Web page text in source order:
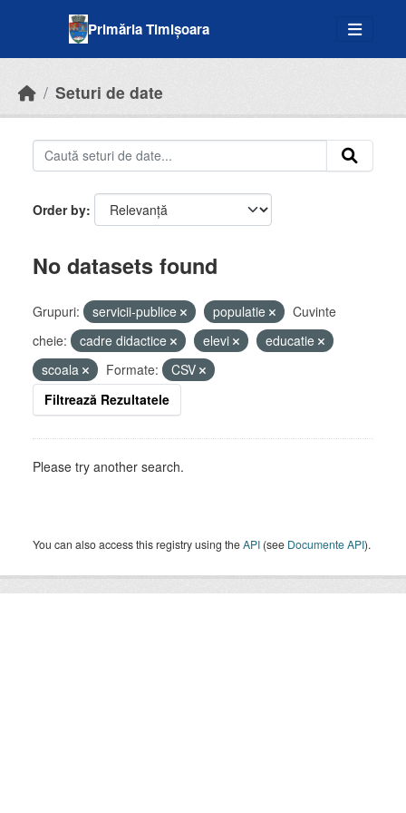
Primăria Timișoara
Seturi de date
Order by
No datasets found
Grupuri: servicii-publice populatie
Cuvinte
cheie:
cadre didactice elevi
educatie
scoala
Formate:
CSV
Filtrează Rezultatele
Please try another search.
You can also access this registry using theAPI (see Documente API).